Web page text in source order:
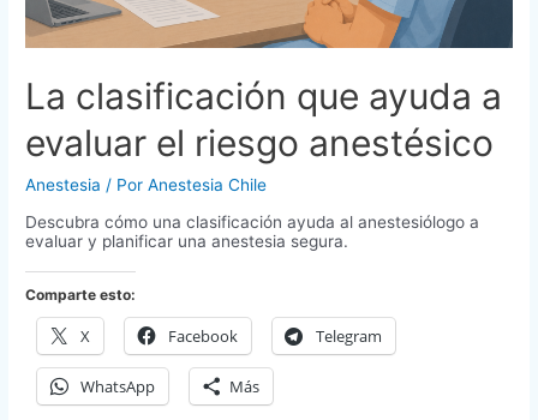
La clasificación que ayuda a
evaluar el riesgo anestésico
Anestesia / PorAnestesia Chile
Descubra cómo una clasificación ayuda al anestesiólogo a
evaluar y planificar una anestesia segura.
Comparte esto:
X Facebook Telegram
WhatsApp Más